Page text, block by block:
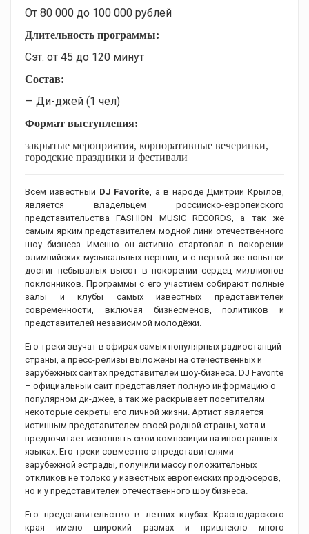
От 80 000 до 100 000 рублей
Длительность программы:
Сэт: от 45 до 120 минут
Состав:
— Ди-джей (1 чел)
Формат выступления:
закрытые мероприятия, корпоративные вечеринки,
городские праздники и фестивали
Всем известный DJ Favorite, а в народе Дмитрий Крылов,
является владельцем российско-европейского
представительства FASHION MUSIC RECORDS, а так же
самым ярким представителем модной лини отечественного
шоу бизнеса. Именно он активно стартовал в покорении
олимпийских музыкальных вершин, и с первой же попытки
достиг небывалых высот в покорении сердец миллионов
поклонников. Программы с его участием собирают полные
залы и клубы самых известных представителей
современности, включая бизнесменов, политиков и
представителей независимой молодёжи.
Его треки звучат в эфирах самых популярных радиостанций
страны, а пресс-релизы выложены на отечественных и
зарубежных сайтах представителей шоу-бизнеса. DJ Favorite
– официальный сайт представляет полную информацию о
популярном ди-джее, а так же раскрывает посетителям
некоторые секреты его личной жизни. Артист является
истинным представителем своей родной страны, хотя и
предпочитает исполнять свои композиции на иностранных
языках. Его треки совместно с представителями
зарубежной эстрады, получили массу положительных
откликов не только у известных европейских продюсеров,
но и у представителей отечественного шоу бизнеса.
Его представительство в летних клубах Краснодарского
края имело широкий размах и привлекло много